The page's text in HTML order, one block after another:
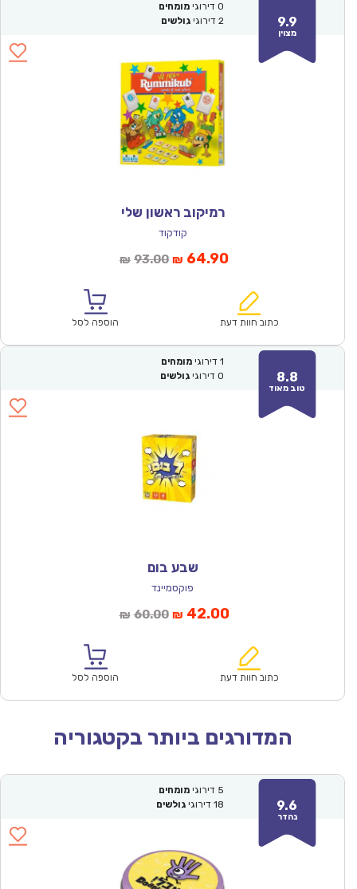
9.9
מצוין
0 דירוגי מומחים
2 דירוגי גולשים
רמיקוב ראשון שלי
קודקוד
₪ 93.00המחיר
₪93.00.
₪ 64.90המחיר
הוא:
כתוב חוות דעת הוספה לסל
8.8
טוב מאוד
1 דירוגי מומחים
0 דירוגי גולשים
שבע בום
פוקסמיינד
₪ 60.00המחיר
₪60.00.
₪ 42.00המחיר
הוא:
כתוב חוות דעת הוספה לסל
המדורגים ביותר בקטגוריה
9.6
נהדר
5 דירוגי מומחים
18 דירוגי גולשים